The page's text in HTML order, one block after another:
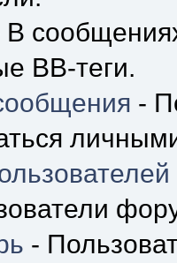
В
BB-теги.
-
-